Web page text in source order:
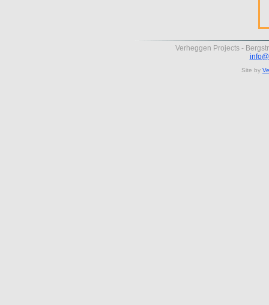
Verheggen Projects -
Site by